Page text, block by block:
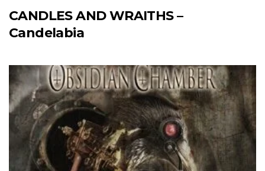
CANDLES AND WRAITHS –
Candelabia